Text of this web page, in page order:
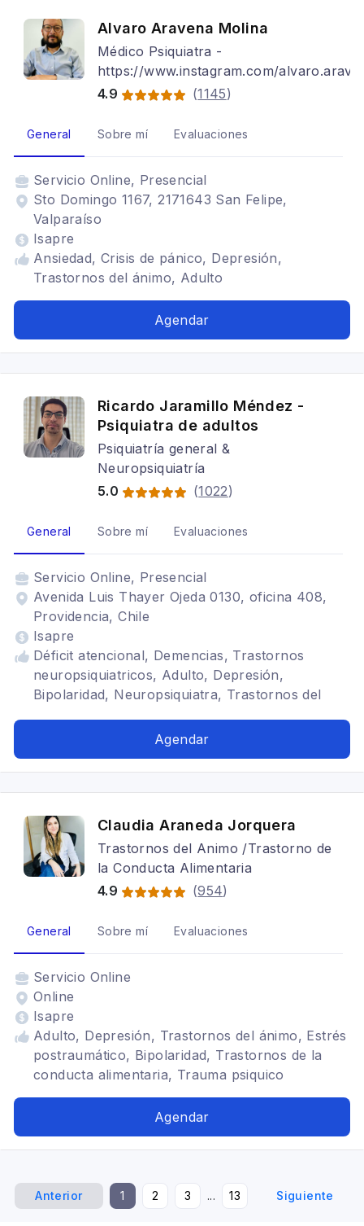
Alvaro Aravena Molina
Médico Psiquiatra -
https://www.instagram.com/alvaro.arav/
4.9
(1145)
General Sobre mí Evaluaciones
Servicio Online, Presencial
Sto Domingo 1167, 2171643 San Felipe,
Valparaíso
Isapre
Ansiedad, Crisis de pánico, Depresión,
Trastornos del ánimo, Adulto
Agendar
Ricardo Jaramillo Méndez -
Psiquiatra de adultos
Psiquiatría general &
Neuropsiquiatría
5.0
(1022)
General Sobre mí Evaluaciones
Servicio Online, Presencial
Avenida Luis Thayer Ojeda 0130, oficina 408,
Providencia, Chile
Isapre
Déficit atencional, Demencias, Trastornos
neuropsiquiatricos, Adulto, Depresión,
Bipolaridad, Neuropsiquiatra, Trastornos del
Agendar
Claudia Araneda Jorquera
Trastornos del Animo /Trastorno de
la Conducta Alimentaria
4.9
(954)
General Sobre mí Evaluaciones
Servicio Online
Online
Isapre
Adulto, Depresión, Trastornos del ánimo, Estrés
postraumático, Bipolaridad, Trastornos de la
conducta alimentaria, Trauma psiquico
Agendar
Anterior 1 2 3 ... 13 Siguiente